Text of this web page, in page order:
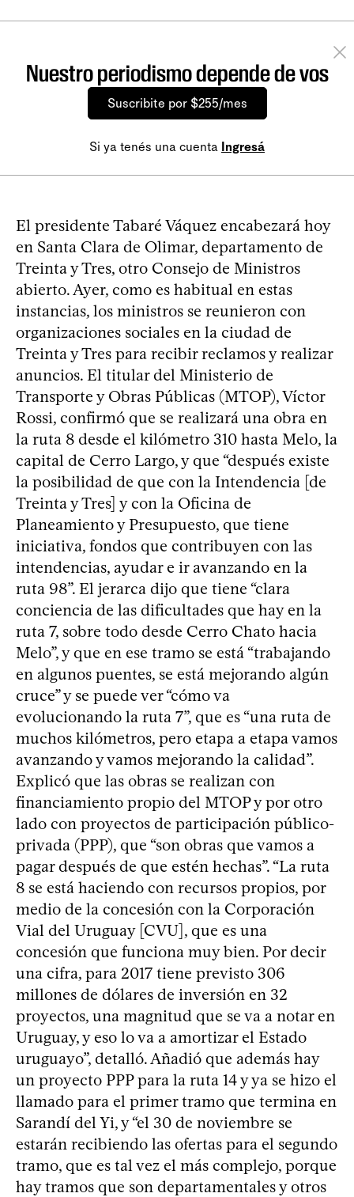
Nuestro periodismo depende de vos
Suscribite por $255/mes
Si ya tenés una cuenta Ingresá
El presidente Tabaré Váquez encabezará hoy
en Santa Clara de Olimar, departamento de
Treinta y Tres, otro Consejo de Ministros
abierto. Ayer, como es habitual en estas
instancias, los ministros se reunieron con
organizaciones sociales en la ciudad de
Treinta y Tres para recibir reclamos y realizar
anuncios. El titular del Ministerio de
Transporte y Obras Públicas (MTOP), Víctor
Rossi, confirmó que se realizará una obra en
la ruta 8 desde el kilómetro 310 hasta Melo, la
capital de Cerro Largo, y que “después existe
la posibilidad de que con la Intendencia [de
Treinta y Tres] y con la Oficina de
Planeamiento y Presupuesto, que tiene
iniciativa, fondos que contribuyen con las
intendencias, ayudar e ir avanzando en la
ruta 98”. El jerarca dijo que tiene “clara
conciencia de las dificultades que hay en la
ruta 7, sobre todo desde Cerro Chato hacia
Melo”, y que en ese tramo se está “trabajando
en algunos puentes, se está mejorando algún
cruce” y se puede ver “cómo va
evolucionando la ruta 7”, que es “una ruta de
muchos kilómetros, pero etapa a etapa vamos
avanzando y vamos mejorando la calidad”.
Explicó que las obras se realizan con
financiamiento propio del MTOP y por otro
lado con proyectos de participación público-
privada (PPP), que “son obras que vamos a
pagar después de que estén hechas”. “La ruta
8 se está haciendo con recursos propios, por
medio de la concesión con la Corporación
Vial del Uruguay [CVU], que es una
concesión que funciona muy bien. Por decir
una cifra, para 2017 tiene previsto 306
millones de dólares de inversión en 32
proyectos, una magnitud que se va a notar en
Uruguay, y eso lo va a amortizar el Estado
uruguayo”, detalló. Añadió que además hay
un proyecto PPP para la ruta 14 y ya se hizo el
llamado para el primer tramo que termina en
Sarandí del Yi, y “el 30 de noviembre se
estarán recibiendo las ofertas para el segundo
tramo, que es tal vez el más complejo, porque
hay tramos que son departamentales y otros